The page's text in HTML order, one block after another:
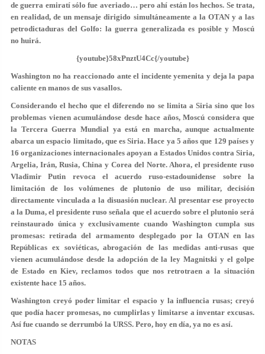
de guerra emiratí sólo fue averiado… pero ahí están los hechos. Se trata,
en realidad, de un mensaje dirigido simultáneamente a la OTAN y a las
petrodictaduras del Golfo: la guerra generalizada es posible y Moscú
no huirá.
{youtube}58xPnztU4Cc{/youtube}
Washington no ha reaccionado ante el incidente yemenita y deja la papa
caliente en manos de sus vasallos.
Considerando el hecho que el diferendo no se limita a Siria sino que los
problemas vienen acumulándose desde hace años, Moscú considera que
la Tercera Guerra Mundial ya está en marcha, aunque actualmente
abarca un espacio limitado, que es Siria. Hace ya 5 años que 129 países y
16 organizaciones internacionales apoyan a Estados Unidos contra Siria,
Argelia, Irán, Rusia, China y Corea del Norte. Ahora, el presidente ruso
Vladimir Putin revoca el acuerdo ruso-estadounidense sobre la
limitación de los volúmenes de plutonio de uso militar, decisión
directamente vinculada a la disuasión nuclear. Al presentar ese proyecto
a la Duma, el presidente ruso señala que el acuerdo sobre el plutonio será
reinstaurado única y exclusivamente cuando Washington cumpla sus
promesas: retirada del armamento desplegado por la OTAN en las
Repúblicas ex soviéticas, abrogación de las medidas anti-rusas que
vienen acumulándose desde la adopción de la ley Magnitski y el golpe
de Estado en Kiev, reclamos todos que nos retrotraen a la situación
existente hace 15 años.
Washington creyó poder limitar el espacio y la influencia rusas; creyó
que podía hacer promesas, no cumplirlas y limitarse a inventar excusas.
Así fue cuando se derrumbó la URSS. Pero, hoy en día, ya no es así.
NOTAS